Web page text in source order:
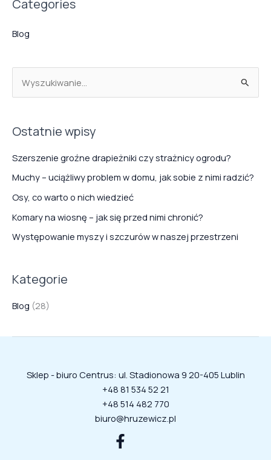
Categories
Blog
z
k
a
j
a
:
Ostatnie wpisy
Szerszenie groźne drapieżniki czy strażnicy ogrodu?
Muchy – uciążliwy problem w domu, jak sobie z nimi radzić?
Osy, co warto o nich wiedzieć
Komary na wiosnę – jak się przed nimi chronić?
Występowanie myszy i szczurów w naszej przestrzeni
Kategorie
Blog (28)
Sklep - biuro Centrus: ul. Stadionowa 9 20-405 Lublin
+48 81 534 52 21
+48 514 482 770
biuro@hruzewicz.pl